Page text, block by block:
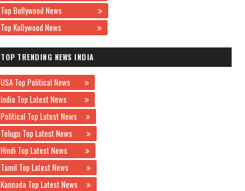
Top Bollywood News
Top Kollywood News
TOP TRENDING NEWS INDIA
USA Top Political News
India Top Latest News
Political Top Latest News
Telugu Top Latest News
Hindi Top Latest News
Tamil Top Latest News
Kannada Top Latest News